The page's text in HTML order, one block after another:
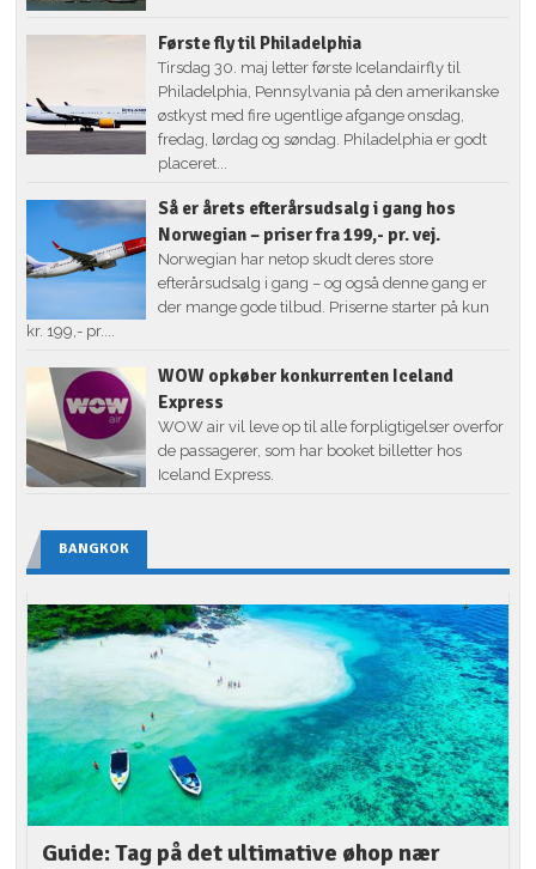
Første fly til Philadelphia
Tirsdag 30. maj letter første Icelandairfly til
Philadelphia, Pennsylvania på den amerikanske
østkyst med fire ugentlige afgange onsdag,
fredag, lørdag og søndag. Philadelphia er godt
placeret...
Så er årets efterårsudsalg i gang hos
Norwegian – priser fra 199,- pr. vej.
Norwegian har netop skudt deres store
efterårsudsalg i gang – og også denne gang er
der mange gode tilbud. Priserne starter på kun
kr. 199,- pr....
WOW opkøber konkurrenten Iceland
Express
WOW air vil leve op til alle forpligtigelser overfor
de passagerer, som har booket billetter hos
Iceland Express.
BANGKOK
Guide: Tag på det ultimative øhop nær